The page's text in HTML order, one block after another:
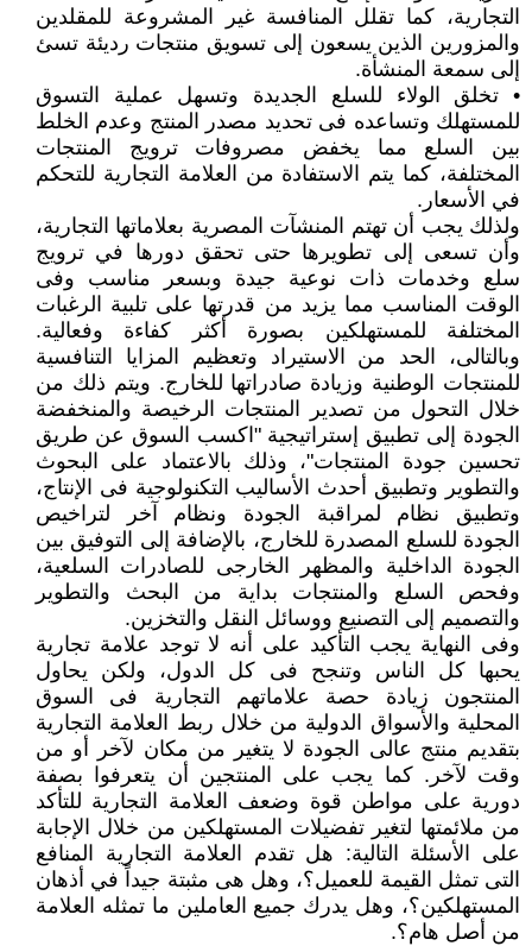
التجارية، كما تقلل المنافسة غير المشروعة للمقلدين
والمزورين الذين يسعون إلى تسويق منتجات رديئة تسئ
إلى سمعة المنشأة.
• تخلق الولاء للسلع الجديدة وتسهل عملية التسوق
للمستهلك وتساعده فى تحديد مصدر المنتج وعدم الخلط
بين السلع مما يخفض مصروفات ترويج المنتجات
المختلفة، كما يتم الاستفادة من العلامة التجارية للتحكم
في الأسعار.
ولذلك يجب أن تهتم المنشآت المصرية بعلاماتها التجارية،
وأن تسعى إلى تطويرها حتى تحقق دورها في ترويج
سلع وخدمات ذات نوعية جيدة وبسعر مناسب وفى
الوقت المناسب مما يزيد من قدرتها على تلبية الرغبات
المختلفة للمستهلكين بصورة أكثر كفاءة وفعالية.
وبالتالى، الحد من الاستيراد وتعظيم المزايا التنافسية
للمنتجات الوطنية وزيادة صادراتها للخارج. ويتم ذلك من
خلال التحول من تصدير المنتجات الرخيصة والمنخفضة
الجودة إلى تطبيق إستراتيجية "اكسب السوق عن طريق
تحسين جودة المنتجات"، وذلك بالاعتماد على البحوث
والتطوير وتطبيق أحدث الأساليب التكنولوجية فى الإنتاج،
وتطبيق نظام لمراقبة الجودة ونظام آخر لتراخيص
الجودة للسلع المصدرة للخارج، بالإضافة إلى التوفيق بين
الجودة الداخلية والمظهر الخارجى للصادرات السلعية،
وفحص السلع والمنتجات بداية من البحث والتطوير
والتصميم إلى التصنيع ووسائل النقل والتخزين.
وفى النهاية يجب التأكيد على أنه لا توجد علامة تجارية
يحبها كل الناس وتنجح فى كل الدول، ولكن يحاول
المنتجون زيادة حصة علاماتهم التجارية فى السوق
المحلية والأسواق الدولية من خلال ربط العلامة التجارية
بتقديم منتج عالى الجودة لا يتغير من مكان لآخر أو من
وقت لآخر. كما يجب على المنتجين أن يتعرفوا بصفة
دورية على مواطن قوة وضعف العلامة التجارية للتأكد
من ملائمتها لتغير تفضيلات المستهلكين من خلال الإجابة
على الأسئلة التالية: هل تقدم العلامة التجارية المنافع
التى تمثل القيمة للعميل؟، وهل هى مثبتة جيداً في أذهان
المستهلكين؟، وهل يدرك جميع العاملين ما تمثله العلامة
من أصل هام؟.